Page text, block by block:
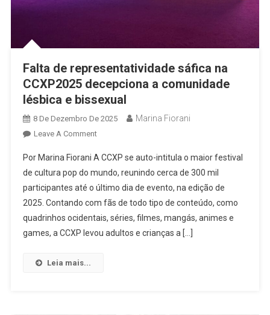
Falta de representatividade sáfica na
CCXP2025 decepciona a comunidade
lésbica e bissexual
8 De Dezembro De 2025 Marina Fiorani
Leave A CommentOn
De
Representatividade
Sáfica
Na
CCXP2025
Decepciona
Por Marina Fiorani A CCXP se auto-intitula o maior festival
de cultura pop do mundo, reunindo cerca de 300 mil
participantes até o último dia de evento, na edição de
2025. Contando com fãs de todo tipo de conteúdo, como
quadrinhos ocidentais, séries, filmes, mangás, animes e
games, a CCXP levou adultos e crianças a […]
Leia mais...